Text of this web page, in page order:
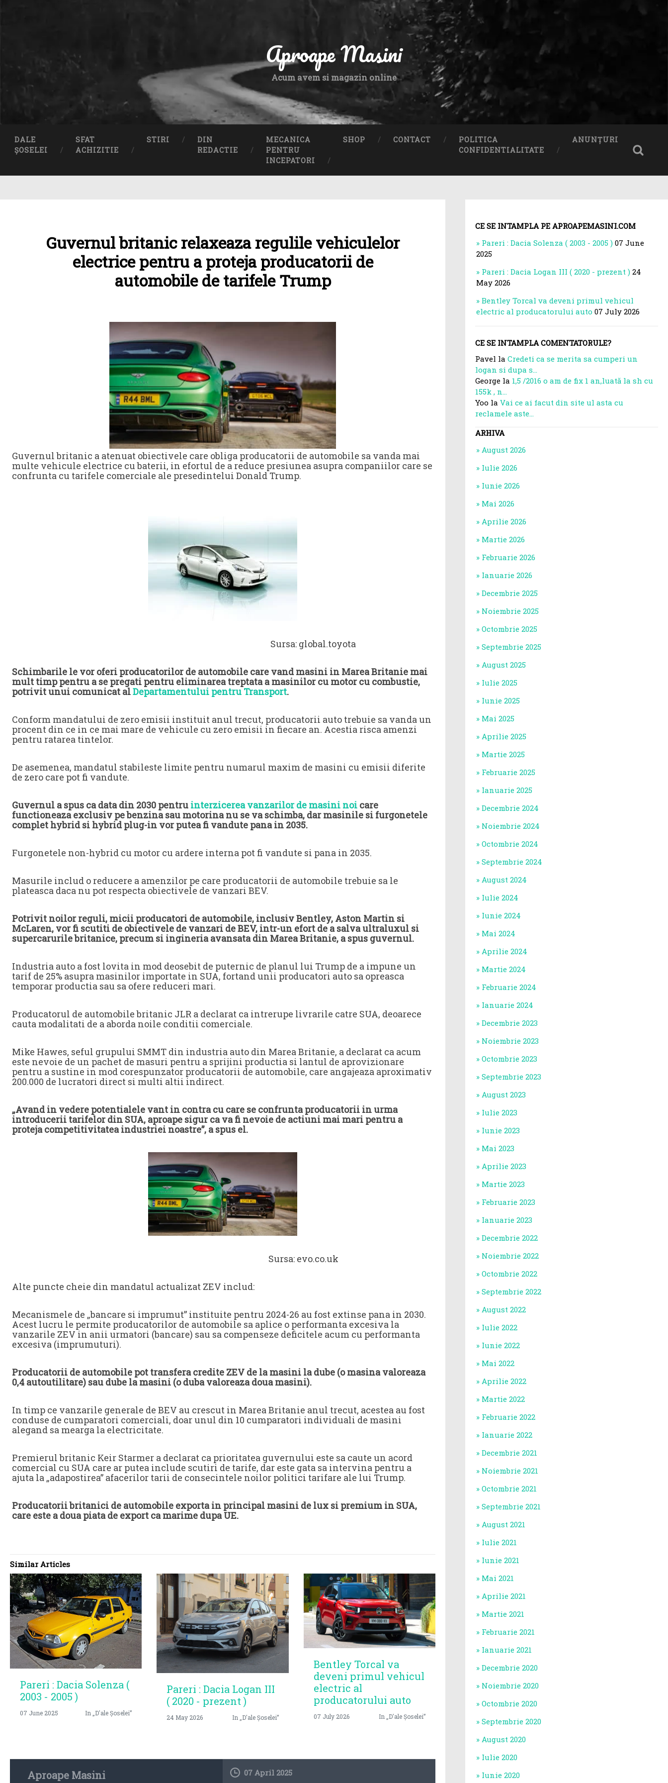
Aproape Masini
Acum avem si magazin online
DALE
ȘOSELEI
SFAT
ACHIZITIE
STIRI
DIN
REDACTIE
MECANICA
PENTRU
INCEPATORI
SHOP CONTACT
POLITICA
CONFIDENTIALITATE
ANUNȚURI
Guvernul britanic relaxeaza regulile vehiculelor
electrice pentru a proteja producatorii de
automobile de tarifele Trump
Guvernul britanic a atenuat obiectivele care obliga producatorii de automobile sa vanda mai
multe vehicule electrice cu baterii, in efortul de a reduce presiunea asupra companiilor care se
confrunta cu tarifele comerciale ale presedintelui Donald Trump.
Sursa: global.toyota
Schimbarile le vor oferi producatorilor de automobile care vand masini in Marea Britanie mai
mult timp pentru a se pregati pentru eliminarea treptata a masinilor cu motor cu combustie,
potrivit unui comunicat alDepartamentului pentru Transport.
Conform mandatului de zero emisii instituit anul trecut, producatorii auto trebuie sa vanda un
procent din ce in ce mai mare de vehicule cu zero emisii in fiecare an. Acestia risca amenzi
pentru ratarea tintelor.
De asemenea, mandatul stabileste limite pentru numarul maxim de masini cu emisii diferite
de zero care pot fi vandute.
Guvernul a spus ca data din 2030 pentru interzicerea vanzarilor de masini noi care
functioneaza exclusiv pe benzina sau motorina nu se va schimba, dar masinile si furgonetele
complet hybrid si hybrid plug-in vor putea fi vandute pana in 2035.
Furgonetele non-hybrid cu motor cu ardere interna pot fi vandute si pana in 2035.
Masurile includ o reducere a amenzilor pe care producatorii de automobile trebuie sa le
plateasca daca nu pot respecta obiectivele de vanzari BEV.
Potrivit noilor reguli, micii producatori de automobile, inclusiv Bentley, Aston Martin si
McLaren, vor fi scutiti de obiectivele de vanzari de BEV, intr-un efort de a salva ultraluxul si
supercarurile britanice, precum si ingineria avansata din Marea Britanie, a spus guvernul.
Industria auto a fost lovita in mod deosebit de puternic de planul lui Trump de a impune un
tarif de 25% asupra masinilor importate in SUA, fortand unii producatori auto sa opreasca
temporar productia sau sa ofere reduceri mari.
Producatorul de automobile britanic JLR a declarat ca intrerupe livrarile catre SUA, deoarece
cauta modalitati de a aborda noile conditii comerciale.
Mike Hawes, seful grupului SMMT din industria auto din Marea Britanie, a declarat ca acum
este nevoie de un pachet de masuri pentru a sprijini productia si lantul de aprovizionare
pentru a sustine in mod corespunzator producatorii de automobile, care angajeaza aproximativ
200.000 de lucratori direct si multi altii indirect.
„Avand in vedere potentialele vant in contra cu care se confrunta producatorii in urma
introducerii tarifelor din SUA, aproape sigur ca va fi nevoie de actiuni mai mari pentru a
proteja competitivitatea industriei noastre”, a spus el.
Sursa: evo.co.uk
Alte puncte cheie din mandatul actualizat ZEV includ:
Mecanismele de „bancare si imprumut” instituite pentru 2024-26 au fost extinse pana in 2030.
Acest lucru le permite producatorilor de automobile sa aplice o performanta excesiva la
vanzarile ZEV in anii urmatori (bancare) sau sa compenseze deficitele acum cu performanta
excesiva (imprumuturi).
Producatorii de automobile pot transfera credite ZEV de la masini la dube (o masina valoreaza
0,4 autoutilitare) sau dube la masini (o duba valoreaza doua masini).
In timp ce vanzarile generale de BEV au crescut in Marea Britanie anul trecut, acestea au fost
conduse de cumparatori comerciali, doar unul din 10 cumparatori individuali de masini
alegand sa mearga la electricitate.
Premierul britanic Keir Starmer a declarat ca prioritatea guvernului este sa caute un acord
comercial cu SUA care ar putea include scutiri de tarife, dar este gata sa intervina pentru a
ajuta la „adapostirea” afacerilor tarii de consecintele noilor politici tarifare ale lui Trump.
Producatorii britanici de automobile exporta in principal masini de lux si premium in SUA,
care este a doua piata de export ca marime dupa UE.
Similar Articles
Pareri : Dacia Solenza (
2003 - 2005 )
07 June 2025 In „D'ale Șoselei”
Pareri : Dacia Logan III
( 2020 - prezent )
24 May 2026 In „D'ale Șoselei”
Bentley Torcal va
deveni primul vehicul
electric al
producatorului auto
07 July 2026 In „D'ale Șoselei”
Aproape Masini 07 April 2025
CE SE INTAMPLA PE APROAPEMASINI.COM
Pareri : Dacia Solenza ( 2003 - 2005 ) 07 June
2025
Pareri : Dacia Logan III ( 2020 - prezent ) 24
May 2026
Bentley Torcal va deveni primul vehicul
electric al producatorului auto 07 July 2026
CE SE INTAMPLA COMENTATORULE?
Pavel la Credeti ca se merita sa cumperi un
logan si dupa s...
George la 1,5 /2016 o am de fix 1 an,luată la sh cu
155k , n...
Yoo la Vai ce ai facut din site ul asta cu
reclamele aste...
ARHIVA
August 2026
Iulie 2026
Iunie 2026
Mai 2026
Aprilie 2026
Martie 2026
Februarie 2026
Ianuarie 2026
Decembrie 2025
Noiembrie 2025
Octombrie 2025
Septembrie 2025
August 2025
Iulie 2025
Iunie 2025
Mai 2025
Aprilie 2025
Martie 2025
Februarie 2025
Ianuarie 2025
Decembrie 2024
Noiembrie 2024
Octombrie 2024
Septembrie 2024
August 2024
Iulie 2024
Iunie 2024
Mai 2024
Aprilie 2024
Martie 2024
Februarie 2024
Ianuarie 2024
Decembrie 2023
Noiembrie 2023
Octombrie 2023
Septembrie 2023
August 2023
Iulie 2023
Iunie 2023
Mai 2023
Aprilie 2023
Martie 2023
Februarie 2023
Ianuarie 2023
Decembrie 2022
Noiembrie 2022
Octombrie 2022
Septembrie 2022
August 2022
Iulie 2022
Iunie 2022
Mai 2022
Aprilie 2022
Martie 2022
Februarie 2022
Ianuarie 2022
Decembrie 2021
Noiembrie 2021
Octombrie 2021
Septembrie 2021
August 2021
Iulie 2021
Iunie 2021
Mai 2021
Aprilie 2021
Martie 2021
Februarie 2021
Ianuarie 2021
Decembrie 2020
Noiembrie 2020
Octombrie 2020
Septembrie 2020
August 2020
Iulie 2020
Iunie 2020